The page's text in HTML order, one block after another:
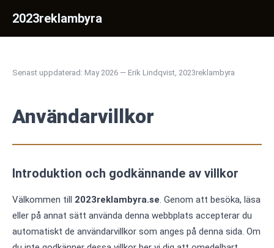
2023reklambyra
Senast uppdaterad: May 2026 — Erik Lindqvist, 2023reklambyra
Användarvillkor
Introduktion och godkännande av villkor
Välkommen till 2023reklambyra.se. Genom att besöka, läsa
eller på annat sätt använda denna webbplats accepterar du
automatiskt de användarvillkor som anges på denna sida. Om